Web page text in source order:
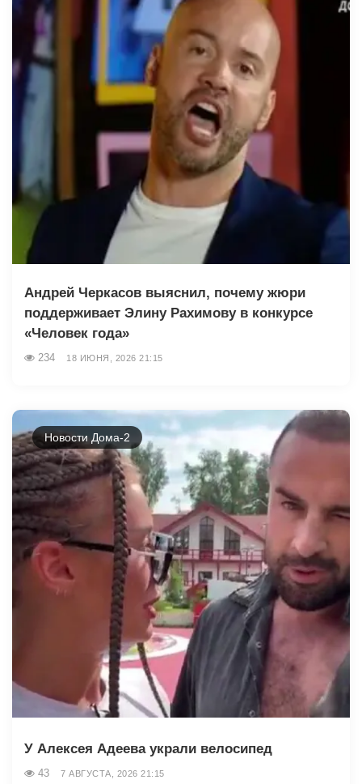
Андрей Черкасов выяснил, почему жюри
поддерживает Элину Рахимову в конкурсе
«Человек года»
234 18 ИЮНЯ, 2026 21:15
Новости Дома-2
У Алексея Адеева украли велосипед
43 7 АВГУСТА, 2026 21:15